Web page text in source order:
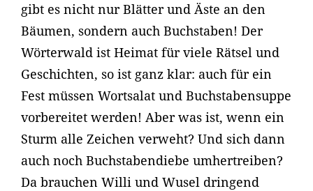
gibt es nicht nur Blätter und Äste an den
Bäumen, sondern auch Buchstaben! Der
Wörterwald ist Heimat für viele Rätsel und
Geschichten, so ist ganz klar: auch für ein
Fest müssen Wortsalat und Buchstabensuppe
vorbereitet werden! Aber was ist, wenn ein
Sturm alle Zeichen verweht? Und sich dann
auch noch Buchstabendiebe umhertreiben?
Da brauchen Willi und Wusel dringend